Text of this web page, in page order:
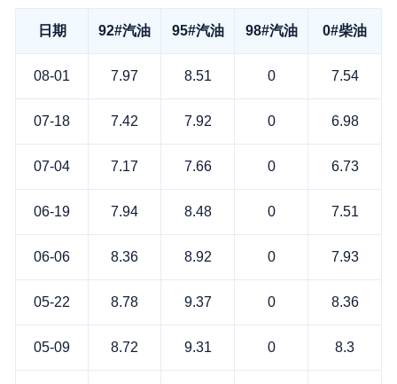
日期 92#汽油 95#汽油 98#汽油 0#柴油
08-01 7.97 8.51 0 7.54
07-18 7.42 7.92 0 6.98
07-04 7.17 7.66 0 6.73
06-19 7.94 8.48 0 7.51
06-06 8.36 8.92 0 7.93
05-22 8.78 9.37 0 8.36
05-09 8.72 9.31 0 8.3